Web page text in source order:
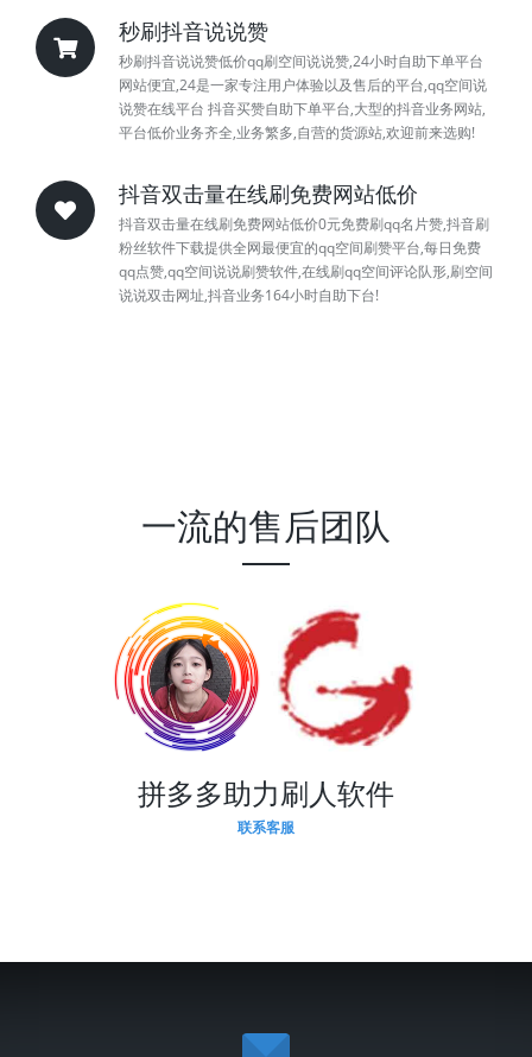
秒刷抖音说说赞
秒刷抖音说说赞低价qq刷空间说说赞,24小时自助下单平台
网站便宜,24是一家专注用户体验以及售后的平台,qq空间说
说赞在线平台 抖音买赞自助下单平台,大型的抖音业务网站,
平台低价业务齐全,业务繁多,自营的货源站,欢迎前来选购!
抖音双击量在线刷免费网站低价
抖音双击量在线刷免费网站低价0元免费刷qq名片赞,抖音刷
粉丝软件下载提供全网最便宜的qq空间刷赞平台,每日免费
qq点赞,qq空间说说刷赞软件,在线刷qq空间评论队形,刷空间
说说双击网址,抖音业务164小时自助下台!
一流的售后团队
拼多多助力刷人软件
联系客服